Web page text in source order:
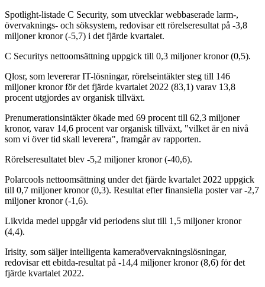
Spotlight-listade C Security, som utvecklar webbaserade larm-,
övervaknings- och söksystem, redovisar ett rörelseresultat på -3,8
miljoner kronor (-5,7) i det fjärde kvartalet.
C Securitys nettoomsättning uppgick till 0,3 miljoner kronor (0,5).
Qlosr, som levererar IT-lösningar, rörelseintäkter steg till 146
miljoner kronor för det fjärde kvartalet 2022 (83,1) varav 13,8
procent utgjordes av organisk tillväxt.
Prenumerationsintäkter ökade med 69 procent till 62,3 miljoner
kronor, varav 14,6 procent var organisk tillväxt, "vilket är en nivå
som vi över tid skall leverera", framgår av rapporten.
Rörelseresultatet blev -5,2 miljoner kronor (-40,6).
Polarcools nettoomsättning under det fjärde kvartalet 2022 uppgick
till 0,7 miljoner kronor (0,3). Resultat efter finansiella poster var -2,7
miljoner kronor (-1,6).
Likvida medel uppgår vid periodens slut till 1,5 miljoner kronor
(4,4).
Irisity, som säljer intelligenta kameraövervakningslösningar,
redovisar ett ebitda-resultat på -14,4 miljoner kronor (8,6) för det
fjärde kvartalet 2022.